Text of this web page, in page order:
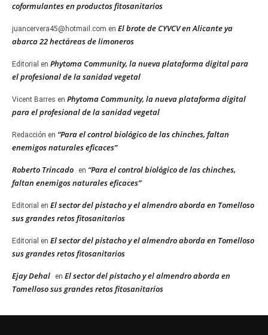
coformulantes en productos fitosanitarios
juancervera45@hotmail.com en El brote de CYVCV en Alicante ya
abarca 22 hectáreas de limoneros
Editorial en Phytoma Community, la nueva plataforma digital para
el profesional de la sanidad vegetal
Vicent Barres en Phytoma Community, la nueva plataforma digital
para el profesional de la sanidad vegetal
Redacción en “Para el control biológico de las chinches, faltan
enemigos naturales eficaces”
Roberto Trincado en “Para el control biológico de las chinches,
faltan enemigos naturales eficaces”
Editorial en El sector del pistacho y el almendro aborda en Tomelloso
sus grandes retos fitosanitarios
Editorial en El sector del pistacho y el almendro aborda en Tomelloso
sus grandes retos fitosanitarios
Ejay Dehal en El sector del pistacho y el almendro aborda en
Tomelloso sus grandes retos fitosanitarios